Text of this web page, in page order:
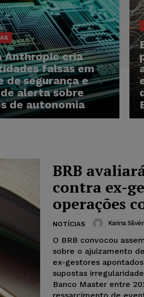
Anthropic cria
falsas em
de segurança e
alerta sobre
de autonomia
BRB
contra ex-
operações
NOTÍCIAS Karina
O BRB convocou
sobre o ajuizamento
ex-gestores
supostas
Banco Master entre